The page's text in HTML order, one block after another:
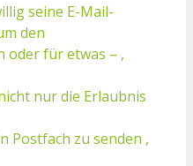
seine E-Mail-
den
oder für etwas – ,
nur die Erlaubnis
Postfach zu senden ,